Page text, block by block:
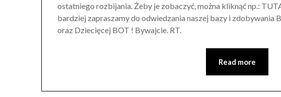
ostatniego rozbijania. Żeby je zobaczyć, można kliknąć np.:
bardziej zapraszamy do odwiedzania naszej bazy i zdobywania
oraz Dziecięcej BOT ! Bywajcie. RT.
Read more